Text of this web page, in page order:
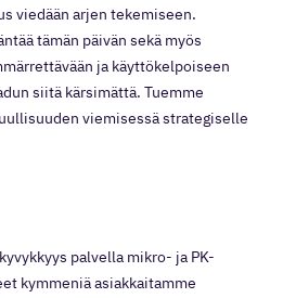
viedään arjen tekemiseen.
tämän päivän sekä myös
ja käyttökelpoiseen
siitä kärsimättä. Tuemme
viemisessä strategiselle
palvella mikro- ja PK-
kymmeniä asiakkaitamme